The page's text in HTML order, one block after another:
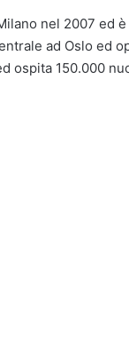
nel 2007
ad Oslo ed
ospita 150.000